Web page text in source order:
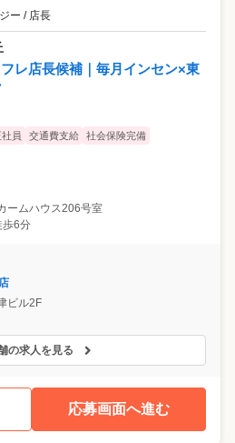
ー / 店長
フレ店長候補｜毎月インセン×東
社員 交通費支給
社会保険完備
ームハウス206号室
歩6分
ビル2F
の求人を見る
応募画面へ進む